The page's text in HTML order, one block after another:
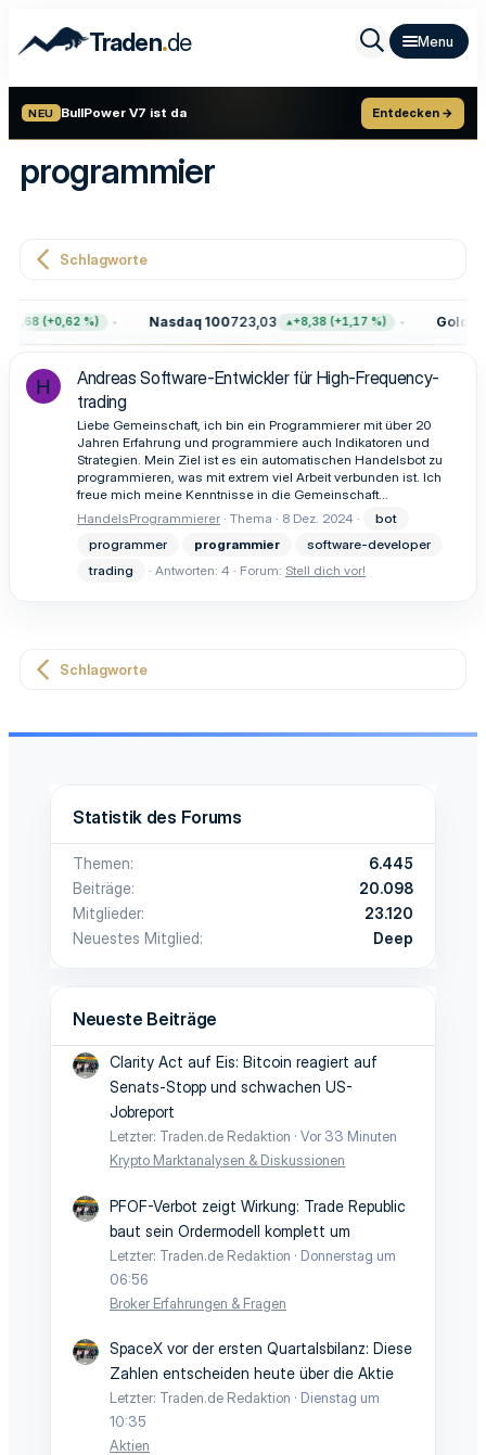
Traden.de
NEU BullPower V7 ist da Entdecken →
programmier
Schlagworte
(+0,62 %) Nasdaq 100723,03 +8,38 (+1,17 %) Gold
H
Andreas Software-Entwickler für High-Frequency-
trading
Liebe Gemeinschaft, ich bin ein Programmierer mit über 20
Jahren Erfahrung und programmiere auch Indikatoren und
Strategien. Mein Ziel ist es ein automatischen Handelsbot zu
programmieren, was mit extrem viel Arbeit verbunden ist. Ich
freue mich meine Kenntnisse in die Gemeinschaft...
HandelsProgrammierer Thema 8 Dez. 2024
bot
programmer
programmier
software-developer
trading
Antworten: 4 Forum: Stell dich vor!
Schlagworte
Statistik des Forums
Themen
6.445
Beiträge
20.098
Mitglieder
23.120
Neuestes Mitglied
Deep
Neueste Beiträge
Clarity Act auf Eis: Bitcoin reagiert auf
Senats-Stopp und schwachen US-
Jobreport
Letzter: Traden.de Redaktion
Vor 33 Minuten
Krypto Marktanalysen & Diskussionen
PFOF-Verbot zeigt Wirkung: Trade Republic
baut sein Ordermodell komplett um
Letzter: Traden.de Redaktion
Donnerstag um
06:56
Broker Erfahrungen & Fragen
SpaceX vor der ersten Quartalsbilanz: Diese
Zahlen entscheiden heute über die Aktie
Letzter: Traden.de Redaktion
Dienstag um
10:35
Aktien